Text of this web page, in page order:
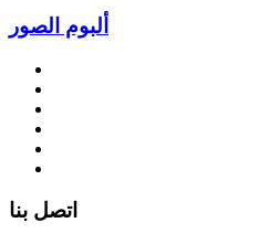
ألبوم الصور
اتصل بنا